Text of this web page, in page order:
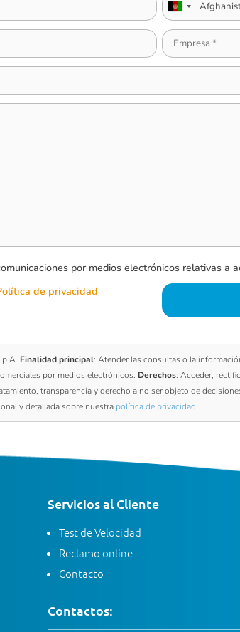
por medios electrónicos relativas a
de privacidad
Finalidad principal: Atender las consultas o la
por medios electrónicos. Derechos: Acceder,
transparencia y derecho a no ser objeto de
y detallada sobre nuestra política de privacidad.
Servicios al Cliente
Test de Velocidad
Reclamo online
Contacto
Contactos: